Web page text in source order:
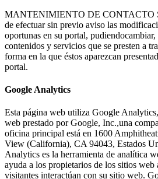
MANTENIMIENTO DE CONTACTO
de efectuar sin previo aviso las
oportunas en su portal,
contenidos y servicios que se presten a
forma en la que éstos aparezcan
portal.
Google Analytics
Esta página web utiliza Google
web prestado por Google, Inc.,una
oficina principal está en 1600
View (California), CA 94043, Estados
Analytics es la herramienta de analítica
ayuda a los propietarios de los sitios
visitantes interactúan con su sitio web.